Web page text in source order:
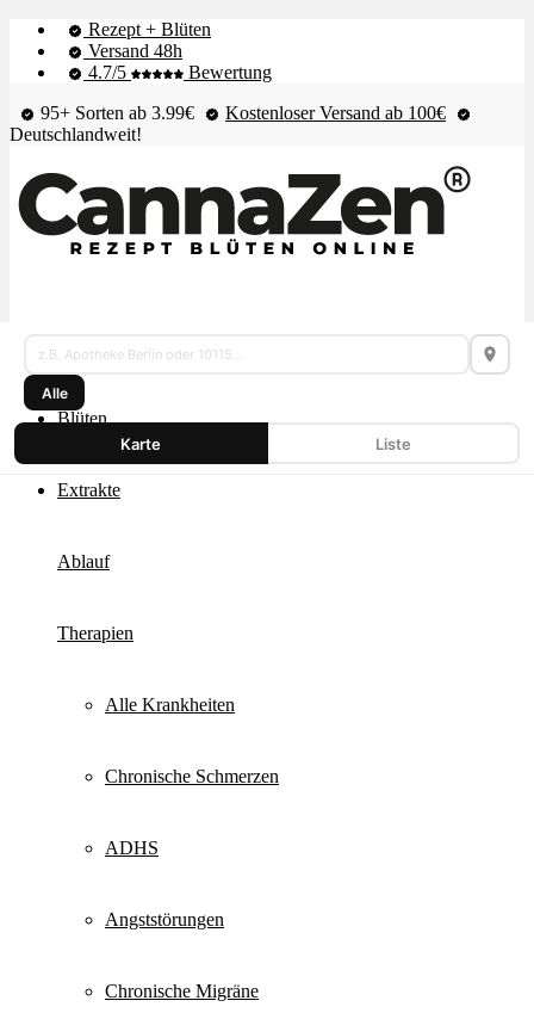
Rezept + Blüten
Versand 48h
4.7/5
Bewertung
95+ Sorten ab 3.99€
Kostenloser Versand ab 100€
Deutschlandweit!
Shop & Live-Bestand
Blüten
Extrakte
Ablauf
Therapien
Alle Krankheiten
Chronische Schmerzen
ADHS
Angststörungen
Chronische Migräne
Karte
Apotheken,
Dispensaries,
Headshops
mehr
Alle
Karte Liste